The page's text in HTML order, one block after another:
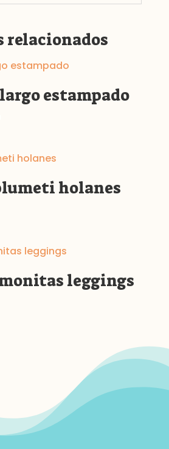
relacionados
estampado
holanes
leggings